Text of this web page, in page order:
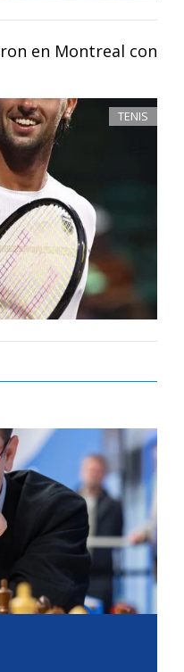
en Montreal con
TENIS